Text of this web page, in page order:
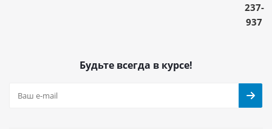
237-
937
Будьте всегда в курсе!